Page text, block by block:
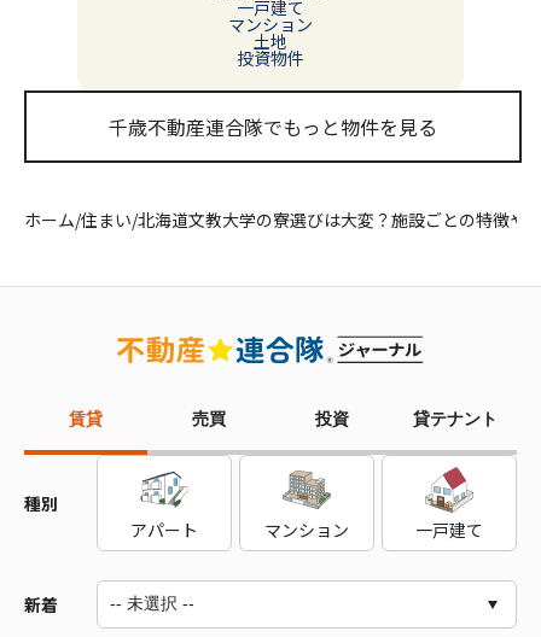
一戸建て
マンション
土地
投資物件
千歳不動産連合隊でもっと物件を見る
ホーム/住まい/北海道文教大学の寮選びは大変？施設ごとの特徴や
賃貸 売買 投資 貸テナント
種別
アパート
マンション 一戸建て
新着